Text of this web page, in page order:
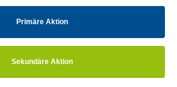
Primäre Aktion
Sekundäre Aktion